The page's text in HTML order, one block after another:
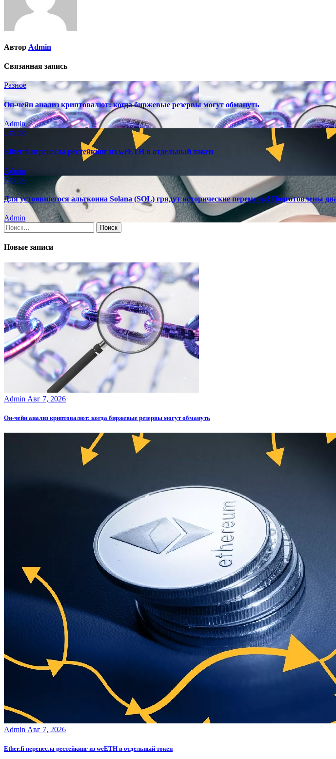
Автор Admin
Связанная запись
Разное
Он-чейн анализ криптовалют: когда биржевые резервы могут обмануть
Admin
Разное
Ether.fi перенесла рестейкинг из weETH в отдельный токен
Admin
Разное
Для устоявшегося альткоина Solana (SOL) грядут исторические перемены! Подготовлены
Admin
Найти:
Новые записи
Admin Авг 7, 2026
Он-чейн анализ криптовалют: когда биржевые резервы могут обмануть
Admin Авг 7, 2026
Ether.fi перенесла рестейкинг из weETH в отдельный токен